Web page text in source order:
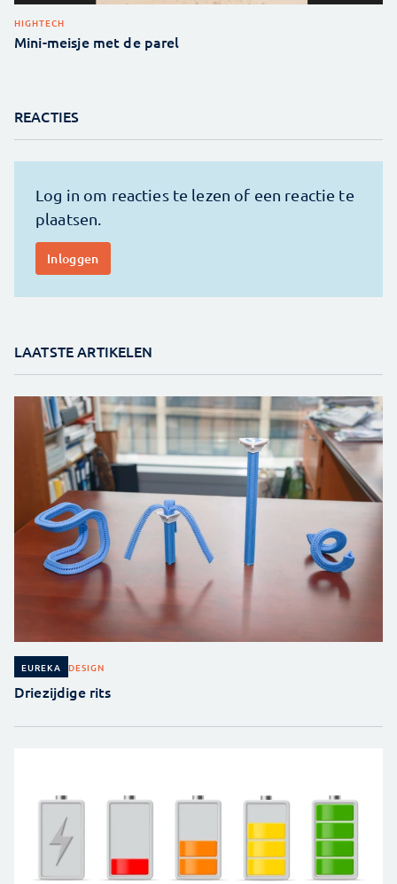
HIGHTECH
Mini-meisje met de parel
REACTIES
LAATSTE ARTIKELEN
EUREKA DESIGN
Driezijdige rits